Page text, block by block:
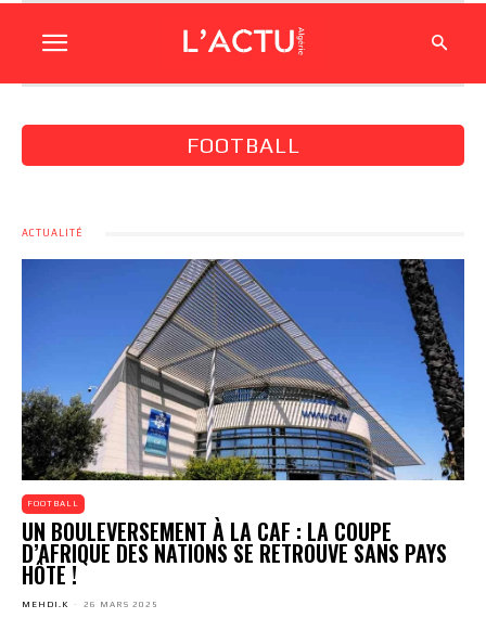
FOOTBALL
ACTUALITÉ
FOOTBALL
UN BOULEVERSEMENT À LA CAF : LA COUPE
D’AFRIQUE DES NATIONS SE RETROUVE SANS PAYS
HÔTE !
MEHDI.K - 26 MARS 2025